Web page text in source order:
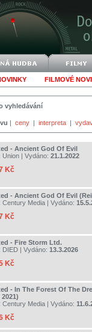
FILMOVÉ
vyhledávání
| ceny | interpreta |
- Ancient God Of Evil
Union | Vydáno: 21.1.2022
Kč
- Ancient God Of Evil
Century Media | Vydáno:
Kč
- Fire Storm Ltd.
DIED | Vydáno: 13.3.2026
Kč
- In The Forest Of The
Century Media | Vydáno:
Kč